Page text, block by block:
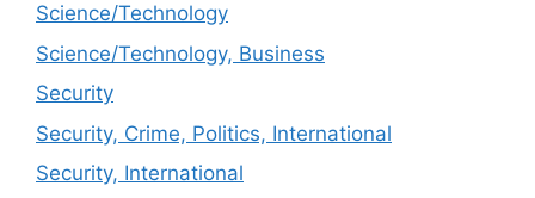
Science/Technology
Science/Technology, Business
Security
Security, Crime, Politics, International
Security, International